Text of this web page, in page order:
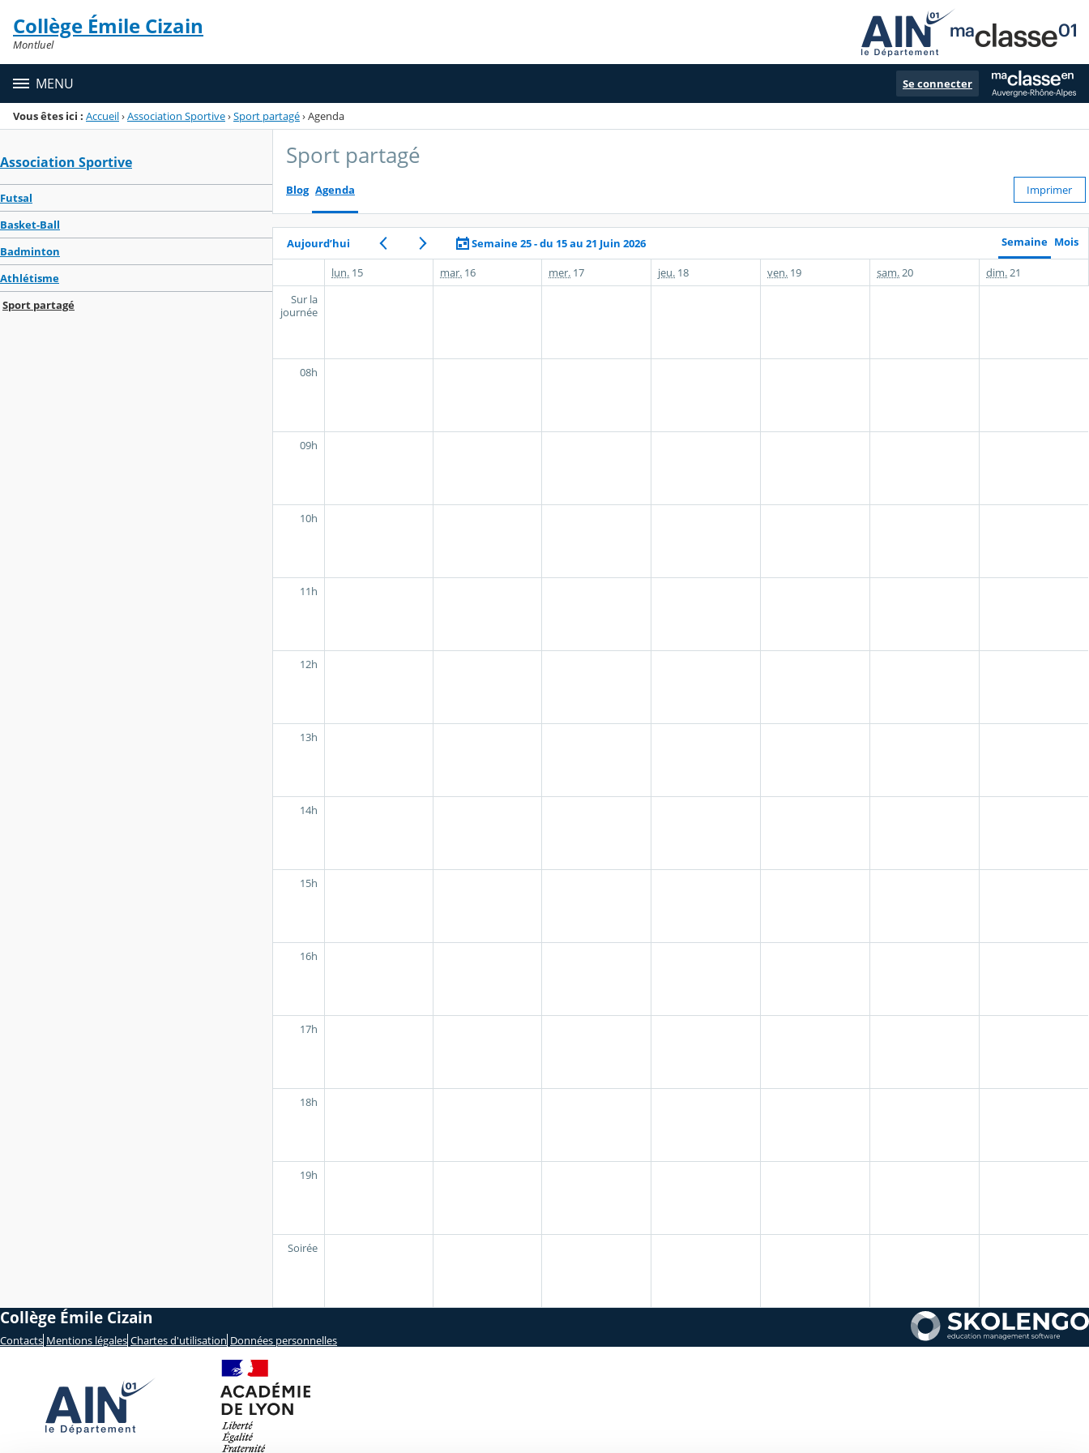
Menu de la rubrique
Contenu
Collège Émile Cizain
Montluel
MENU Se connecter
Vous êtes ici : Accueil›Association Sportive›Sport partagé›Agenda
Association Sportive
Futsal
Basket-Ball
Badminton
Athlétisme
Sport partagé
Sport partagé
Blog Agenda Imprimer
Aujourd’hui Semaine 25 - du 15 au 21 Juin 2026 Semaine Mois
lun. 15 mar. 16 mer. 17 jeu. 18 ven. 19 sam. 20 dim. 21
Sur la
journée
08h
09h
10h
11h
12h
13h
14h
15h
16h
17h
18h
19h
Soirée
Collège Émile Cizain
Contacts Mentions légales Chartes d'utilisation Données personnelles